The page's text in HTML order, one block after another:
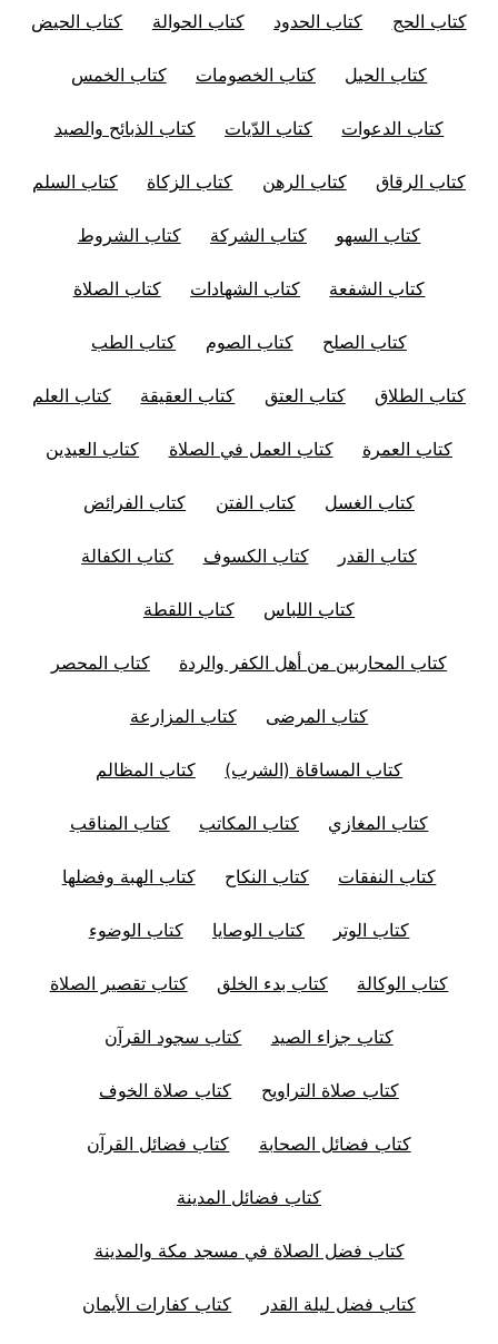
كتاب الحج كتاب الحدود كتاب الحوالة كتاب الحيض
كتاب الحيل كتاب الخصومات كتاب الخمس
كتاب الدعوات كتاب الدّيات كتاب الذبائح والصيد
كتاب الرقاق كتاب الرهن كتاب الزكاة كتاب السلم
كتاب السهو كتاب الشركة كتاب الشروط
كتاب الشفعة كتاب الشهادات كتاب الصلاة
كتاب الصلح كتاب الصوم كتاب الطب
كتاب الطلاق كتاب العتق كتاب العقيقة كتاب العلم
كتاب العمرة كتاب العمل في الصلاة كتاب العيدين
كتاب الغسل كتاب الفتن كتاب الفرائض
كتاب القدر كتاب الكسوف كتاب الكفالة
كتاب اللباس كتاب اللقطة
كتاب المحاربين من أهل الكفر والردة كتاب المحصر
كتاب المرضى كتاب المزارعة
كتاب المساقاة (الشرب) كتاب المظالم
كتاب المغازي كتاب المكاتب كتاب المناقب
كتاب النفقات كتاب النكاح كتاب الهبة وفضلها
كتاب الوتر كتاب الوصايا كتاب الوضوء
كتاب الوكالة كتاب بدء الخلق كتاب تقصير الصلاة
كتاب جزاء الصيد كتاب سجود القرآن
كتاب صلاة التراويح كتاب صلاة الخوف
كتاب فضائل الصحابة كتاب فضائل القرآن
كتاب فضائل المدينة
كتاب فضل الصلاة في مسجد مكة والمدينة
كتاب فضل ليلة القدر كتاب كفارات الأيمان